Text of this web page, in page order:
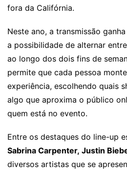
fora da Califórnia.
Neste ano, a transmissão
a possibilidade de alternar
ao longo dos dois fins de
permite que cada pessoa
experiência, escolhendo quais
algo que aproxima o público
quem está no evento.
Entre os destaques do line-up
Sabrina Carpenter, Justin
diversos artistas que se